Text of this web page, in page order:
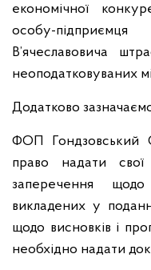
економічної
особу-підприємця
В’ячеславовича
неоподатковуваних
Додатково
ФОП Гондзовський
право надати свої
заперечення
викладених у
щодо висновків і
необхідно надати